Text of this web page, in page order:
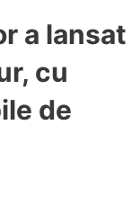
a lansat
cu
de